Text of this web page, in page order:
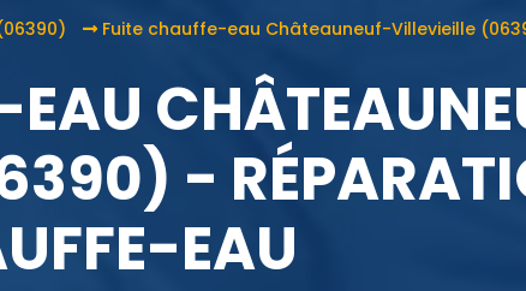
Fuite chauffe-eau Châteauneuf-Villevieille
EAU
-
EAU